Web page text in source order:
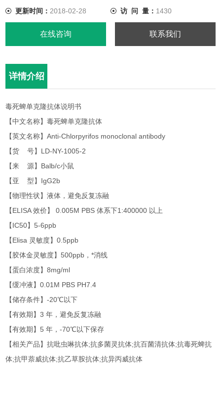
更新时间： 2018-02-28 访 问 量： 1430
在线咨询 联系我们
详情介绍
毒死蜱单克隆抗体说明书
【中文名称】毒死蜱单克隆抗体
【英文名称】Anti-Chlorpyrifos monoclonal antibody
【货 号】LD-NY-1005-2
【来 源】Balb/c小鼠
【亚 型】IgG2b
【物理性状】液体，避免反复冻融
【ELISA 效价】 0.005M PBS 体系下1:400000 以上
【IC50】5-6ppb
【Elisa 灵敏度】0.5ppb
【胶体金灵敏度】500ppb，*消线
【蛋白浓度】8mg/ml
【缓冲液】0.01M PBS PH7.4
【储存条件】-20℃以下
【有效期】3 年，避免反复冻融
【有效期】5 年，-70℃以下保存
【相关产品】抗吡虫啉抗体;抗多菌灵抗体;抗百菌清抗体;抗毒死蜱抗
体;抗甲萘威抗体;抗乙草胺抗体;抗异丙威抗体